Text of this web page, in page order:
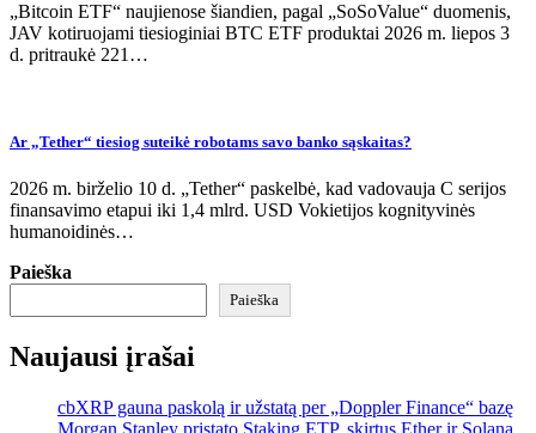
„Bitcoin ETF“ naujienose šiandien, pagal „SoSoValue“ duomenis,
JAV kotiruojami tiesioginiai BTC ETF produktai 2026 m. liepos 3
d. pritraukė 221…
Ar „Tether“ tiesiog suteikė robotams savo banko sąskaitas?
2026 m. birželio 10 d. „Tether“ paskelbė, kad vadovauja C serijos
finansavimo etapui iki 1,4 mlrd. USD Vokietijos kognityvinės
humanoidinės…
Paieška
Paieška
Naujausi įrašai
cbXRP gauna paskolą ir užstatą per „Doppler Finance“ bazę